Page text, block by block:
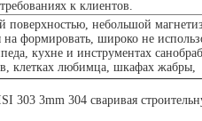
к клиентов.
поверхностью, небольшой
на формировать, широко не
кухне и инструментах
клетках любимца, шкафах жабры,